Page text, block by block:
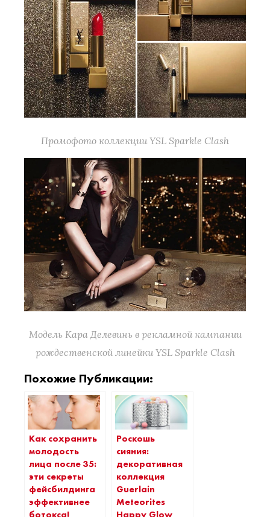
Промофото коллекции YSL Sparkle Clash
Модель Кара Делевинь в рекламной кампании
рождественской линейки YSL Sparkle Clash
Похожие Публикации:
Как сохранить
молодость
лица после 35:
эти секреты
фейсбилдинга
эффективнее
Роскошь
сияния:
декоративная
коллекция
Guerlain
Meteorites